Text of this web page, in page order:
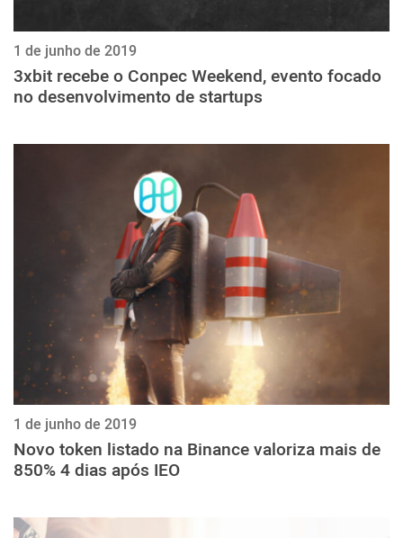
1 de junho de 2019
3xbit recebe o Conpec Weekend, evento focado
no desenvolvimento de startups
1 de junho de 2019
Novo token listado na Binance valoriza mais de
850% 4 dias após IEO